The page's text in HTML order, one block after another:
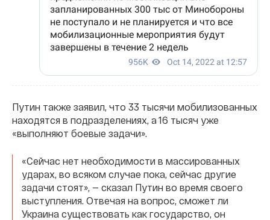
Путин также заявил, что 33 тысячи мобилизованных
находятся в подразделениях, а 16 тысяч уже
«выполняют боевые задачи».
«Сейчас нет необходимости в массированных
ударах, во всяком случае пока, сейчас другие
задачи стоят», — сказал Путин во время своего
выступления. Отвечая на вопрос, сможет ли
Украина существовать как государство, он